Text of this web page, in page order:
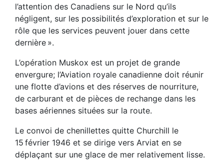
l’attention des Canadiens sur le Nord qu’ils
négligent, sur les possibilités d’exploration et sur le
rôle que les services peuvent jouer dans cette
dernière ».
L’opération Muskox est un projet de grande
envergure; l’Aviation royale canadienne doit réunir
une flotte d’avions et des réserves de nourriture,
de carburant et de pièces de rechange dans les
bases aériennes situées sur la route.
Le convoi de chenillettes quitte Churchill le
15 février 1946 et se dirige vers Arviat en se
déplaçant sur une glace de mer relativement lisse.